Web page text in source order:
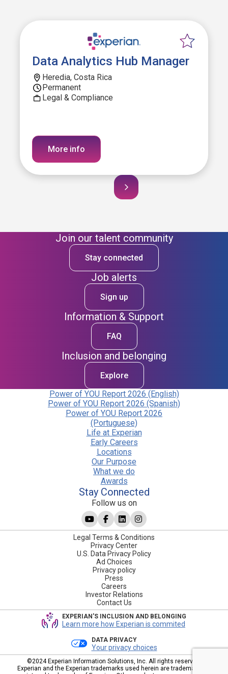
Data Analytics Hub Manager
Heredia, Costa Rica
Permanent
Legal & Compliance
More info
Join our talent community
Stay connected
Job alerts
Sign up
Information & Support
FAQ
Inclusion and belonging
Explore
Power of YOU Report 2026 (English)
Power of YOU Report 2026 (Spanish)
Power of YOU Report 2026
(Portuguese)
Life at Experian
Early Careers
Locations
Our Purpose
What we do
Awards
Stay Connected
Follow us on
Legal Terms & Conditions
Privacy Center
U.S. Data Privacy Policy
Ad Choices
Privacy policy
Press
Careers
Investor Relations
Contact Us
EXPERIAN'S INCLUSION AND BELONGING
Learn more how Experian is commited
DATA PRIVACY
Your privacy choices
©2024 Experian Information Solutions, Inc. All rights reserved.
Experian and the Experian trademarks used herein are trademarks or